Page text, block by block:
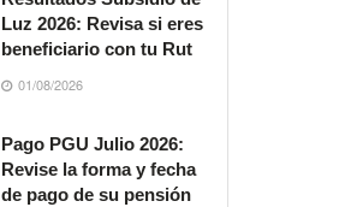
Luz 2026: Revisa si eres
beneficiario con tu Rut
01/08/2026
Pago PGU Julio 2026:
Revise la forma y fecha
de pago de su pensión